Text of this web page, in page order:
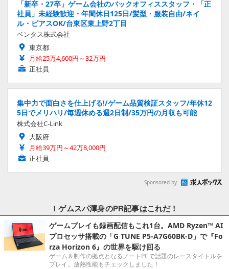
「新卒・27卒」ゲーム会社のバックオフィススタッフ・「正
社員」未経験歓迎・年間休日125日/髪型・服装自由/ネイ
ル・ピアスOK/台東区東上野2丁目
ベンタス株式会社
東京都
月給25万4,600円～32万円
正社員
集中力で面白さを仕上げる!/ゲーム品質検証スタッフ/年休12
5日でメリハリ/毎週休める週2日制/35万円の月収も可能
株式会社C-Link
大阪府
月給39万円～42万8,000円
正社員
Sponsored by
！ゲムスパ渾身のPR記事はこれだ！
ゲームプレイも録画配信もこれ1台。AMD Ryzen™ AI
プロセッサ搭載の「G TUNE P5-A7G60BK-D」で『Fo
rza Horizon 6』の世界を駆け回る
ゲーム＆制作の拠点となるノートPCで話題のレースタイトルを
プレイ。放熱性能もチェックしました！